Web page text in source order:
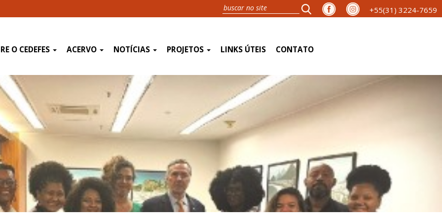
+55(31) 3224-7659
O CEDEFES ACERVO NOTÍCIAS PROJETOS LINKS ÚTEIS CONTATO